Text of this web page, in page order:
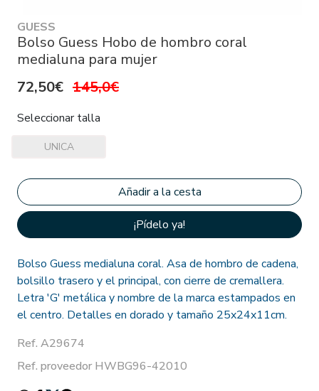
GUESS
Bolso Guess Hobo de hombro coral
medialuna para mujer
72,50€ 145,0€
Seleccionar talla
UNICA
¡Pídelo ya!
Bolso Guess medialuna coral. Asa de hombro de cadena,
bolsillo trasero y el principal, con cierre de cremallera.
Letra 'G' metálica y nombre de la marca estampados en
el centro. Detalles en dorado y tamaño 25x24x11cm.
Ref. A29674
Ref. proveedor HWBG96-42010